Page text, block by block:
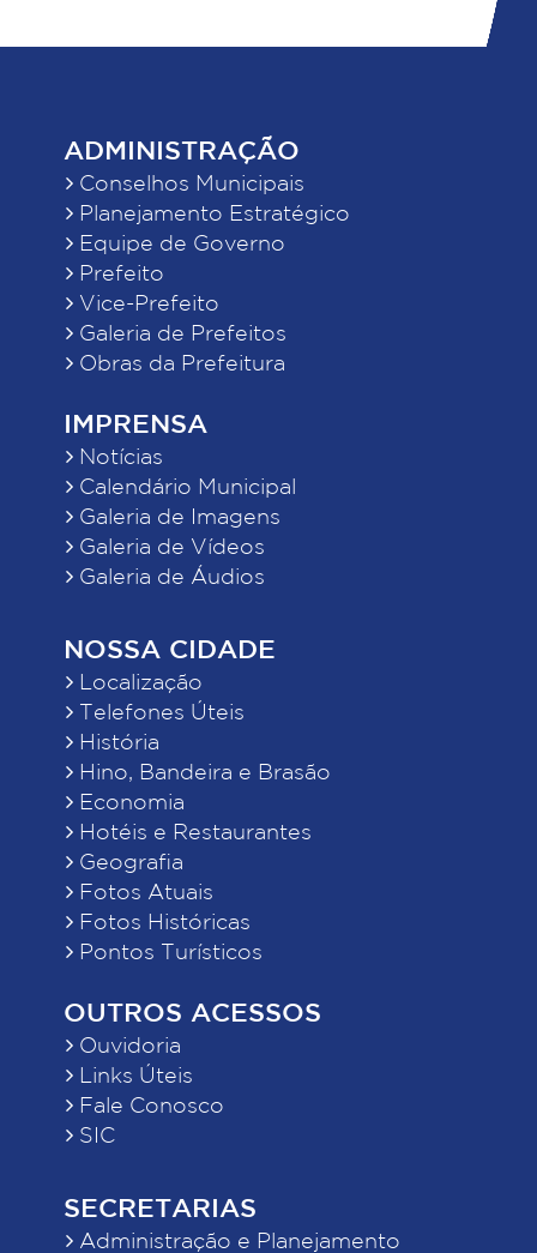
ADMINISTRAÇÃO
Conselhos Municipais
Planejamento Estratégico
Equipe de Governo
Prefeito
Vice-Prefeito
Galeria de Prefeitos
Obras da Prefeitura
IMPRENSA
Notícias
Calendário Municipal
Galeria de Imagens
Galeria de Vídeos
Galeria de Áudios
NOSSA CIDADE
Localização
Telefones Úteis
História
Hino, Bandeira e Brasão
Economia
Hotéis e Restaurantes
Geografia
Fotos Atuais
Fotos Históricas
Pontos Turísticos
OUTROS ACESSOS
Ouvidoria
Links Úteis
Fale Conosco
SIC
SECRETARIAS
Administração e Planejamento